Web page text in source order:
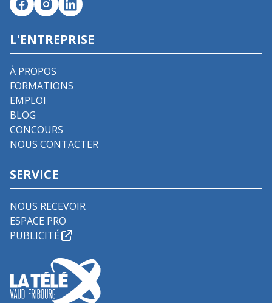
L'ENTREPRISE
À PROPOS
FORMATIONS
EMPLOI
BLOG
CONCOURS
NOUS CONTACTER
SERVICE
NOUS RECEVOIR
ESPACE PRO
PUBLICITÉ